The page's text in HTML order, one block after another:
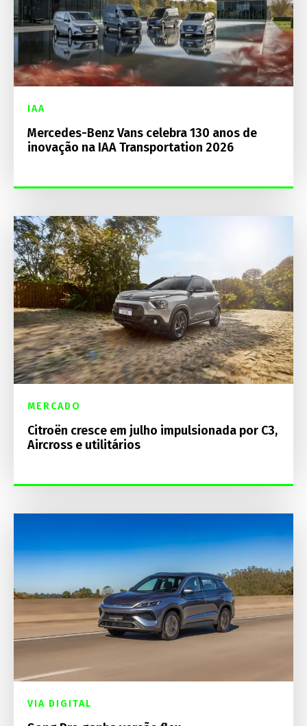
IAA
Mercedes-Benz Vans celebra 130 anos de
inovação na IAA Transportation 2026
MERCADO
Citroën cresce em julho impulsionada por C3,
Aircross e utilitários
VIA DIGITAL